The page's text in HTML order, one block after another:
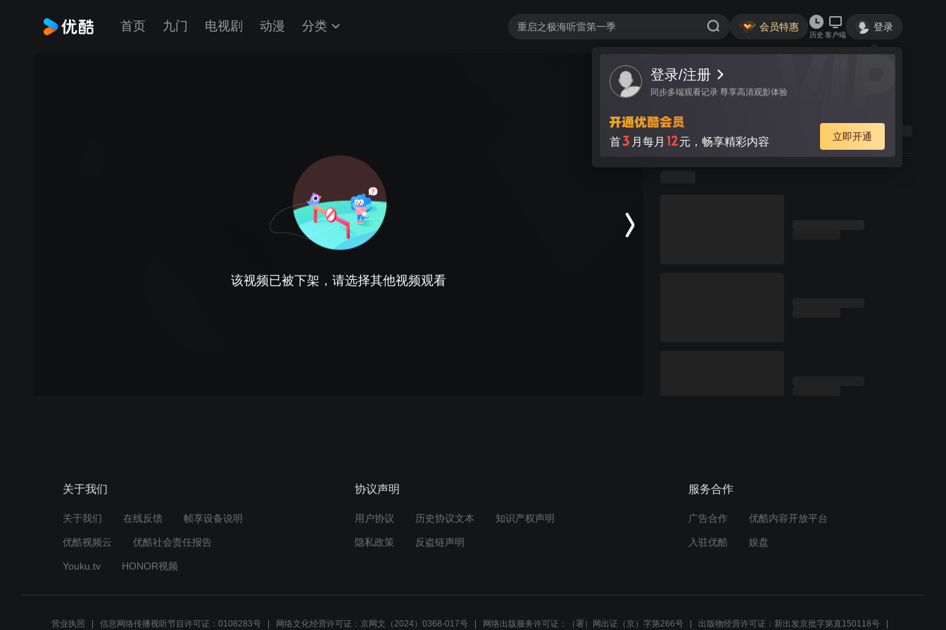
首页 九门 电视剧 动漫 分类 会员特惠
历史 客户端
登录
登录/注册
同步多端观看记录 尊享高清观影体验
首3 月每月 12元，畅享精彩内容 立即开通
该视频已被下架，请选择其他视频观看
关于我们
关于我们 在线反馈 帧享设备说明
优酷视频云 优酷社会责任报告
Youku.tv HONOR视频
协议声明
用户协议 历史协议文本 知识产权声明
隐私政策 反盗链声明
服务合作
广告合作 优酷内容开放平台
入驻优酷 娱盘
营业执照 信息网络传播视听节目许可证：0108283号 网络文化经营许可证：京网文（2024）0368-017号 网络出版服务许可证：（署）网出证（京）字第266号 出版物经营许可证：新出发京批字第直150118号